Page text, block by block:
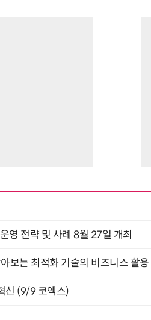
영 전략 및 사례 8월 27일 개최
보는 최적화 기술의 비즈니스 활
신 (9/9 코엑스)